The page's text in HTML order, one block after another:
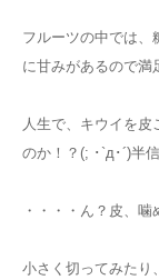
フルーツの中では、
に甘みがあるので
人生で、キウイを
のか！？(; ･`д･´)半
・・・・ん？皮、
小さく切ってみたり